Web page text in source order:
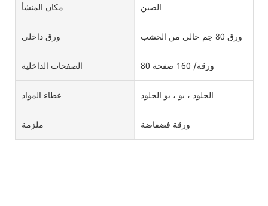
مكان المنشأ الصين
ورق داخلي ورق 80 جم خالي من الخشب
الصفحات الداخلية 80 ورقة/ 160 صفحة
غطاء المواد الجلود ، بو ، بو الجلود
ملزمة ورقة فضفاضة